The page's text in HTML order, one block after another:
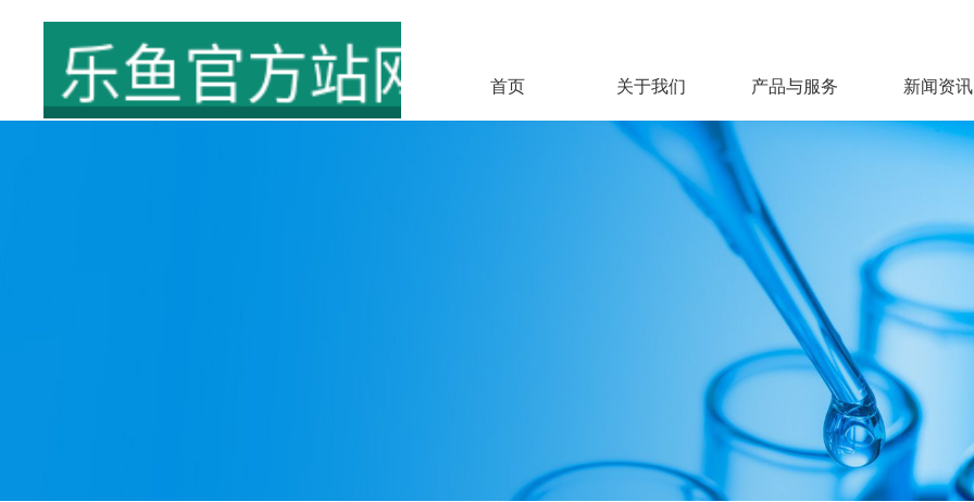
首页 关于我们
公司概况
发展历程
产品与服务
产品中心
研发与开发
新闻资讯
公司动态
行业资讯
实时行情
信息披露
热门职位
校园招聘